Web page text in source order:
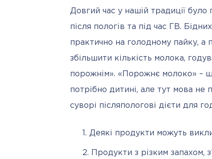
Довгий час у нашій традиції
після пологів та під час ГВ.
практично на голодному пайку, а
збільшити кількість молока,
порожнім». «Порожнє молоко» –
потрібно дитині, але тут мова
суворі післяпологові дієти для
Деякі продукти можуть
Продукти з різким запахом,